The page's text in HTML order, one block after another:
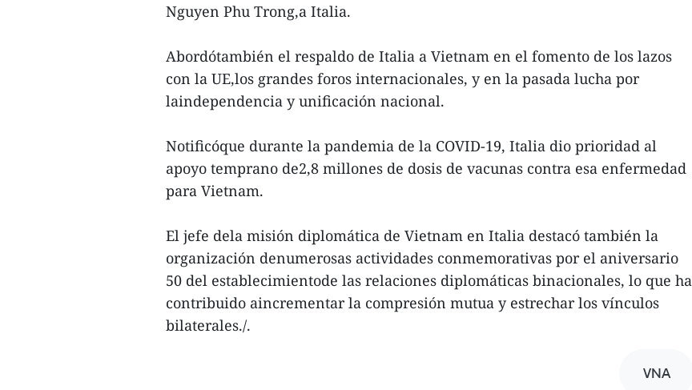
Nguyen Phu Trong,a Italia.
Abordótambién el respaldo de Italia a Vietnam en el fomento de los lazos
con la UE,los grandes foros internacionales, y en la pasada lucha por
laindependencia y unificación nacional.
Notificóque durante la pandemia de la COVID-19, Italia dio prioridad al
apoyo temprano de2,8 millones de dosis de vacunas contra esa enfermedad
para Vietnam.
El jefe dela misión diplomática de Vietnam en Italia destacó también la
organización denumerosas actividades conmemorativas por el aniversario
50 del establecimientode las relaciones diplomáticas binacionales, lo que ha
contribuido aincrementar la compresión mutua y estrechar los vínculos
bilaterales./.
VNA